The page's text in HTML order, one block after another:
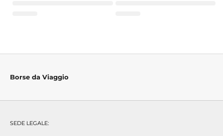
Borse da Viaggio
SEDE LEGALE: